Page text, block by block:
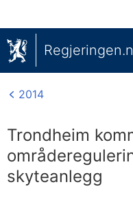
2014
Trondheim
skyteanlegg